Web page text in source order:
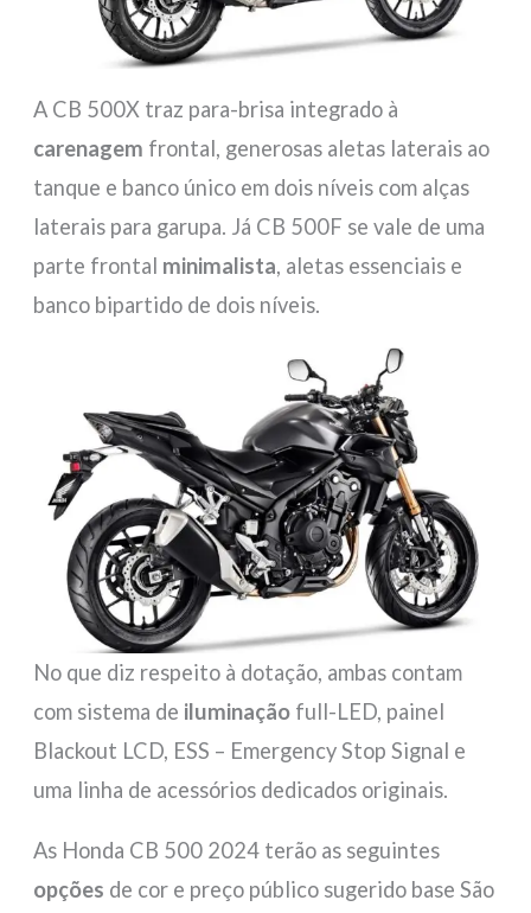
A CB 500X traz para-brisa integrado à
carenagem frontal, generosas aletas laterais ao
tanque e banco único em dois níveis com alças
laterais para garupa. Já CB 500F se vale de uma
parte frontal minimalista, aletas essenciais e
banco bipartido de dois níveis.
No que diz respeito à dotação, ambas contam
com sistema de iluminação full-LED, painel
Blackout LCD, ESS – Emergency Stop Signal e
uma linha de acessórios dedicados originais.
As Honda CB 500 2024 terão as seguintes
opções de cor e preço público sugerido base São